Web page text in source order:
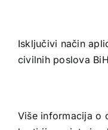
Isključivi način
civilnih poslova
Više informacija o